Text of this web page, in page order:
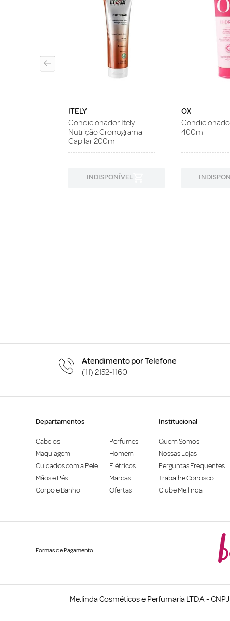
ITELY
Condicionador Itely
Nutrição Cronograma
Capilar 200ml
INDISPONÍVEL
OX
400ml
Atendimento por Telefone
(11) 2152-1160
Departamentos
Cabelos
Maquiagem
Cuidados com a Pele
Mãos e Pés
Corpo e Banho
Perfumes
Homem
Elétricos
Marcas
Ofertas
Institucional
Quem Somos
Nossas Lojas
Perguntas Frequentes
Trabalhe Conosco
Clube Me.linda
Formas de Pagamento
Me.linda Cosméticos e Perfumaria LTDA -